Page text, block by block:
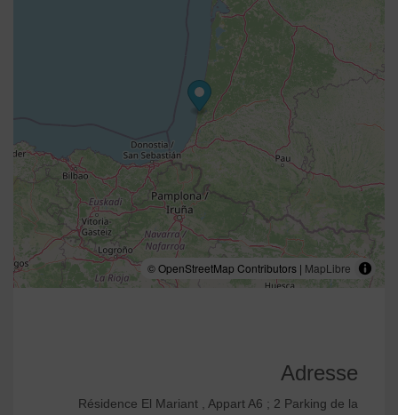
© OpenStreetMap Contributors | MapLibre
Adresse
Résidence El Mariant , Appart A6 ; 2 Parking de la